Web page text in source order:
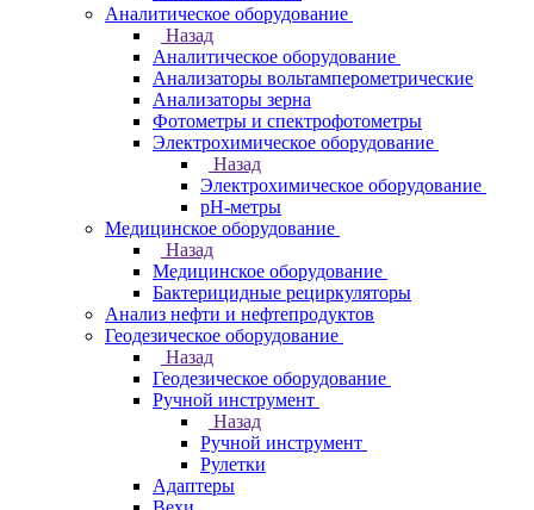
Аналитическое оборудование
Назад
Аналитическое оборудование
Анализаторы вольтамперометрические
Анализаторы зерна
Фотометры и спектрофотометры
Электрохимическое оборудование
Назад
Электрохимическое оборудование
pH-метры
Медицинское оборудование
Назад
Медицинское оборудование
Бактерицидные рециркуляторы
Анализ нефти и нефтепродуктов
Геодезическое оборудование
Назад
Геодезическое оборудование
Ручной инструмент
Назад
Ручной инструмент
Рулетки
Адаптеры